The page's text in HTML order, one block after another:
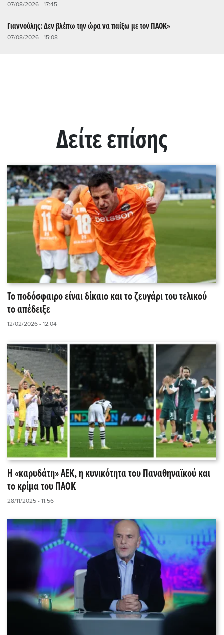
07/08/2026 - 17:45
Γιαννούλης: Δεν βλέπω την ώρα να παίξω με τον ΠΑΟΚ»
07/08/2026 - 15:08
Δείτε επίσης
Το ποδόσφαιρο είναι δίκαιο και το ζευγάρι του τελικού
το απέδειξε
12/02/2026 - 12:04
Η «καρυδάτη» ΑΕΚ, η κυνικότητα του Παναθηναϊκού και
το κρίμα του ΠΑΟΚ
28/11/2025 - 11:56